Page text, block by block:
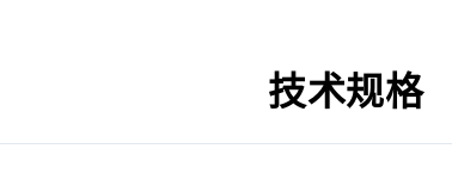
技术规格